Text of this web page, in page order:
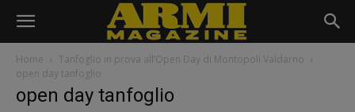
Home
Tanfoglio in prova all’Open Day di Montopoli Valdarno
open day tanfoglio
open day tanfoglio